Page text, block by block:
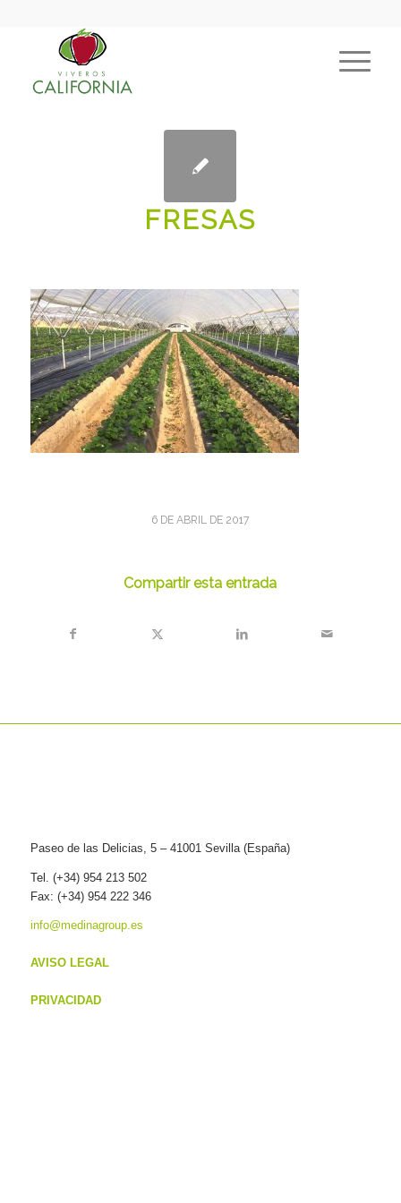
FRESAS
6 DE ABRIL DE 2017
Compartir esta entrada
Paseo de las Delicias, 5 – 41001 Sevilla (España)
Tel. (+34) 954 213 502
Fax: (+34) 954 222 346
info@medinagroup.es
AVISO LEGAL
PRIVACIDAD